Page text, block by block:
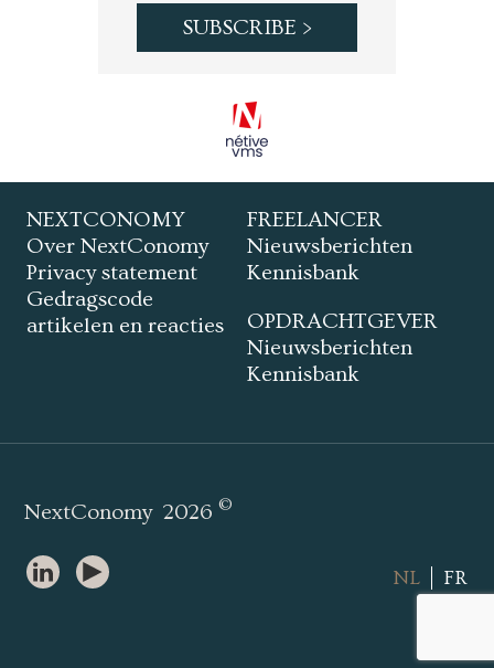
NEXTCONOMY
Over NextConomy
Privacy statement
Gedragscode
artikelen en reacties
FREELANCER
Nieuwsberichten
Kennisbank
OPDRACHTGEVER
Nieuwsberichten
Kennisbank
NextConomy 2026©
NL FR